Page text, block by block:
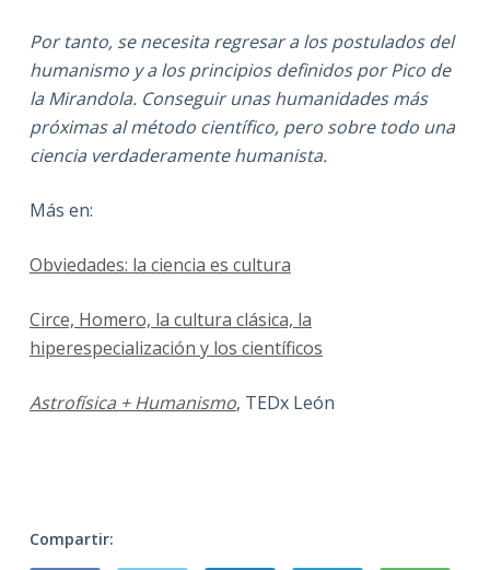
Por tanto, se necesita regresar a los postulados del
humanismo y a los principios definidos por Pico de
la Mirandola. Conseguir unas humanidades más
próximas al método científico, pero sobre todo una
ciencia verdaderamente humanista.
Más en:
Obviedades: la ciencia es cultura
Circe, Homero, la cultura clásica, la
hiperespecialización y los científicos
Astrofísica + Humanismo, TEDx León
Compartir: